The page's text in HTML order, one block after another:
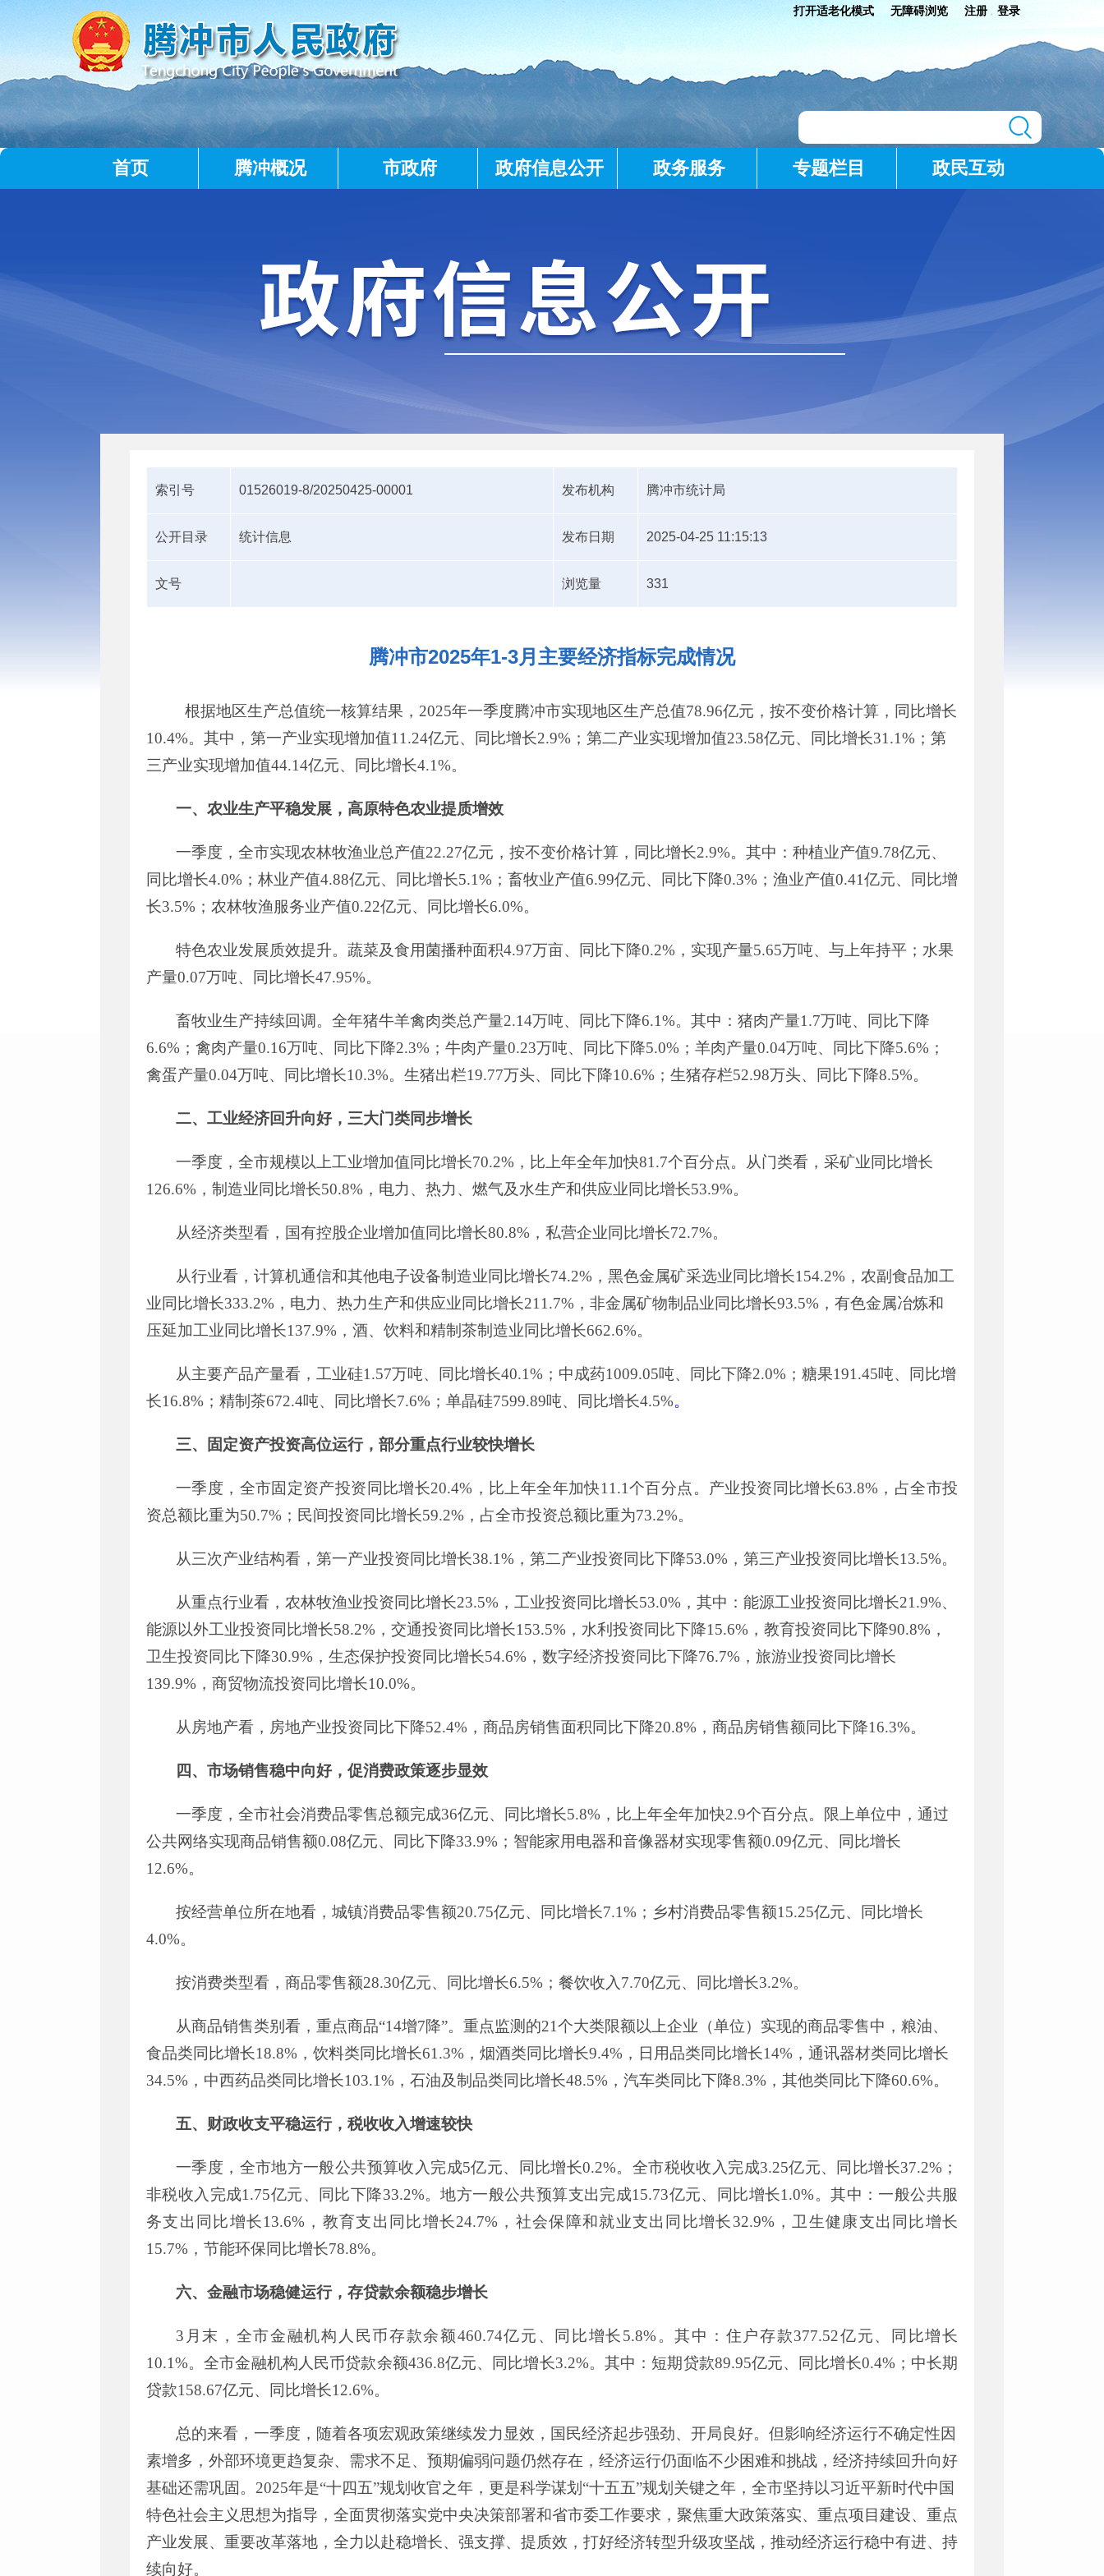
打开适老化模式 无障碍浏览 注册 登录
首页 腾冲概况 市政府 政府信息公开 政务服务 专题栏目 政民互动
索引号 01526019-8/20250425-00001 发布机构 腾冲市统计局
公开目录 统计信息 发布日期 2025-04-25 11:15:13
文号 浏览量 331
腾冲市2025年1-3月主要经济指标完成情况
根据地区生产总值统一核算结果， 2025年一季度腾冲市实现地区生产总值78.96亿元， 按不变价格计算， 同比增长
10.4%。其中，第一产业实现增加值11.24亿元、 同比增长2.9% ；第二产业实现增加值23.58亿元、 同比增长31.1% ；第
三产业实现增加值44.14亿元、 同比增长4.1%。
一、农业生产平稳发展，高原特色农业提质增效
一季度， 全市实现农林牧渔业总产值22.27亿元 ， 按不变价格计算， 同比增长2.9%。 其中：种植业产值9.78亿元、
同比增长4.0% ；林业产值4.88亿元、同比增长5.1% ；畜牧业产值6.99亿元、同比下降0.3% ；渔业产值0.41亿元、同比增
长3.5% ；农林牧渔服务业产值0.22亿元、同比增长6.0%。
特色农业发展质效提升。蔬菜及食用菌播种面积4.97万亩、同比下降0.2% ，实现产量5.65万吨、 与上年持平 ；水果
产量0.07万吨、同比增长47.95%。
畜牧业生产持续回调。 全年猪牛羊禽肉类总产量2.14万吨、 同比下降6.1%。其中：猪肉产量1.7万吨、
同比下降
6.6% ；禽肉产量0.16万吨、 同比下降2.3% ；牛肉产量0.23万吨、 同比下降5.0% ；羊肉产量0.04万吨、 同比下降5.6% ；
禽蛋产量0.04万吨、 同比增长10.3%。生猪出栏19.77万头、 同比下降10.6% ； 生猪存栏52.98万头、 同比下降8.5%。
二、工业经济回升向好，三大门类同步增长
一季度，全市规模以上工业增加值同比增长70.2% ，比上年全年加快81.7个百分点。 从门类看 ， 采矿业同比增长
126.6% ，制造业同比增长50.8% ，电力、热力、燃气及水生产和供应业同比增长53.9%。
从经济类型看 ， 国有控股企业增加值同比增长80.8% ，私营企业同比增长72.7%。
从行业看，计算机通信和其他电子设备制造业同比增长74.2% ，黑色金属矿采选业同比增长154.2% ，农副食品加工
业同比增长333.2% ，电力、热力生产和供应业同比增长211.7% ，非金属矿物制品业同比增长93.5% ，有色金属冶炼和
压延加工业同比增长137.9% ，酒、饮料和精制茶制造业同比增长662.6%。
从主要产品产量看，工业硅1.57万吨、同比增长40.1% ；中成药1009.05吨、同比下降2.0% ； 糖果191.45吨、同比增
长16.8% ；精制茶672.4吨、同比增长7.6% ； 单晶硅7599.89吨、同比增长4.5%。
三、固定资产投资高位运行，部分重点行业较快增长
一季度，全市固定资产投资同比增长20.4% ，比上年全年加快11.1个百分点。产业投资同比增长63.8% ，占全市投
资总额比重为50.7% ；民间投资同比增长59.2% ，占全市投资总额比重为73.2%。
从三次产业结构看，第一产业投资同比增长38.1% ，第二产业投资同比下降53.0% ，第三产业投资同比增长13.5%。
从重点行业看， 农林牧渔业投资同比增长23.5% ，工业投资同比增长53.0% ，其中：能源工业投资同比增长21.9%、
能源以外工业投资同比增长58.2% ，交通投资同比增长153.5% ，水利投资同比下降15.6% ，教育投资同比下降90.8% ，
卫生投资同比下降30.9% ，生态保护投资同比增长54.6% ， 数字经济投资同比下降76.7% ， 旅游业投资同比增长
139.9% ，商贸物流投资同比增长10.0%。
从房地产看，房地产业投资同比下降52.4% ，商品房销售面积同比下降20.8% ，商品房销售额同比下降16.3%。
四、市场销售稳中向好，促消费政策逐步显效
一季度，全市社会消费品零售总额完成36亿元、 同比增长5.8% ，比上年全年加快2.9个百分点。限上单位中，通过
公共网络实现商品销售额0.08亿元、同比下降33.9% ； 智能家用电器和音像器材实现零售额0.09亿元、同比增长
12.6%。
按经营单位所在地看，城镇消费品零售额20.75亿元、同比增长7.1% ； 乡村消费品零售额15.25亿元、同比增长
4.0%。
按消费类型看，商品零售额28.30亿元、同比增长6.5% ； 餐饮收入 7.70亿元、同比增长3.2%。
从商品销售类别看 ， 重点商品“14增7降”。重点监测的21个大类限额以上企业（单位）实现的商品零售中，粮油、
食品类同比增长18.8% ， 饮料类同比增长61.3% ， 烟酒类同比增长9.4% ， 日用品类同比增长14% ， 通讯器材类同比增长
34.5% ， 中西药品类同比增长103.1% ， 石油及制品类同比增长48.5% ， 汽车类同比下降8.3% ，其他类同比下降60.6%。
五、财政收支平稳运行，税收收入增速较快
一季度，全市地方一般公共预算收入完成5亿元、同比增长0.2%。全市税收收入完成3.25亿元、同比增长37.2% ；
非税收入完成1.75亿元、同比下降33.2%。地方一般公共预算支出完成15.73亿元、同比增长1.0%。其中：一般公共服
务支出同比增长13.6% ，教育支出同比增长24.7% ，社会保障和就业支出同比增长32.9%，卫生健康支出同比增长
15.7% ，节能环保同比增长78.8%。
六、金融市场稳健运行，存贷款余额稳步增长
3 月末，全市金融机构人民币存款余额460.74亿元、同比增长5.8%。其中：住户存款377.52亿元、同比增长
10.1%。全市金融机构人民币贷款余额436.8亿元、同比增长3.2%。其中：短期贷款89.95亿元、同比增长0.4%；中长期
贷款158.67亿元、同比增长12.6%。
总的来看，一季度， 随着各项宏观政策继续发力显效，国民经济起步强劲、开局良好。但影响经济运行不确定性因
素增多， 外部环境更趋复杂、 需求不足、预期偏弱问题仍然存在，经济运行仍面临不少困难和挑战， 经济持续回升向好
基础还需巩固。 2025年是“十四五”规划收官之年，更是科学谋划 “十五五”规划关键之年，全市坚持以习近平新时代中国
特色社会主义思想为指导， 全面贯彻落实党中央决策部署和省市委工作要求， 聚焦重大政策落实、重点项目建设、重点
产业发展、重要改革落地，全力以赴稳增长、强支撑、提质效，打好经济转型升级攻坚战， 推动经济运行稳中有进、持
续向好。